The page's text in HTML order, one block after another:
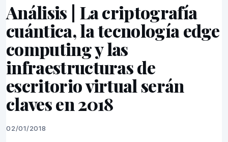
Análisis | La criptografía
cuántica, la tecnología edge
computing y las
infraestructuras de
escritorio virtual serán
claves en 2018
02/01/2018